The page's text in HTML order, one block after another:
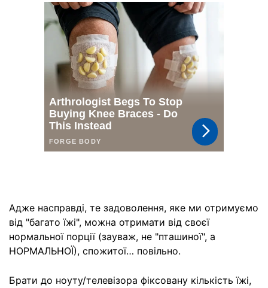
Адже насправді, те задоволення, яке ми отримуємо
від "багато їжі", можна отримати від своєї
нормальної порції (зауваж, не "пташиної", а
НОРМАЛЬНОЇ), спожитої… повільно.
Брати до ноуту/телевізора фіксовану кількість їжі,